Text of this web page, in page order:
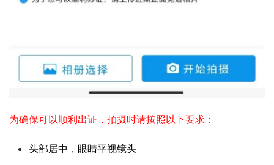
为确保可以顺利出证，拍摄时请按照以下要求：
头部居中，眼睛平视镜头